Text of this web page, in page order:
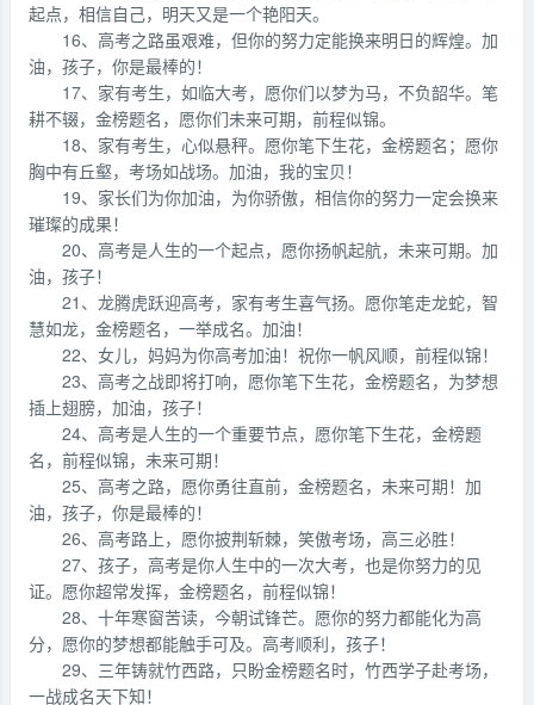
起点，相信自己，明天又是一个艳阳天。
16、高考之路虽艰难，但你的努力定能换来明日的辉煌。加
油，孩子，你是最棒的！
17、家有考生，如临大考，愿你们以梦为马，不负韶华。笔
耕不辍，金榜题名，愿你们未来可期，前程似锦。
18、家有考生，心似悬秤。愿你笔下生花，金榜题名；愿你
胸中有丘壑，考场如战场。加油，我的宝贝！
19、家长们为你加油，为你骄傲，相信你的努力一定会换来
璀璨的成果！
20、高考是人生的一个起点，愿你扬帆起航，未来可期。加
油，孩子！
21、龙腾虎跃迎高考，家有考生喜气扬。愿你笔走龙蛇，智
慧如龙，金榜题名，一举成名。加油！
22、女儿，妈妈为你高考加油！祝你一帆风顺，前程似锦！
23、高考之战即将打响，愿你笔下生花，金榜题名，为梦想
插上翅膀，加油，孩子！
24、高考是人生的一个重要节点，愿你笔下生花，金榜题
名，前程似锦，未来可期！
25、高考之路，愿你勇往直前，金榜题名，未来可期！加
油，孩子，你是最棒的！
26、高考路上，愿你披荆斩棘，笑傲考场，高三必胜！
27、孩子，高考是你人生中的一次大考，也是你努力的见
证。愿你超常发挥，金榜题名，前程似锦！
28、十年寒窗苦读，今朝试锋芒。愿你的努力都能化为高
分，愿你的梦想都能触手可及。高考顺利，孩子！
29、三年铸就竹西路，只盼金榜题名时，竹西学子赴考场，
一战成名天下知！